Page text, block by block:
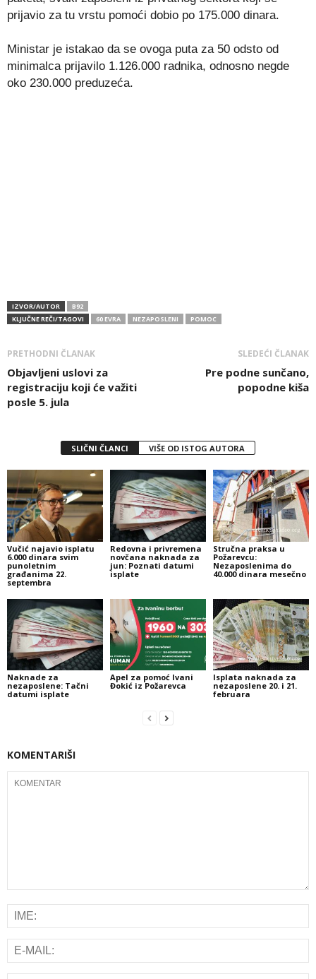
prijavio za tu vrstu pomoći dobio po 175.000 dinara.
Ministar je istakao da se ovoga puta za 50 odsto od
minimalca prijavilo 1.126.000 radnika, odnosno negde
oko 230.000 preduzeća.
IZVOR/AUTOR
B92
KLJUČNE REČI/TAGOVI
60 EVRA NEZAPOSLENI POMOC
PRETHODNI ČLANAK
Objavljeni uslovi za
registraciju koji će važiti
posle 5. jula
SLEDEĆI ČLANAK
Pre podne sunčano,
popodne kiša
SLIČNI ČLANCI VIŠE OD ISTOG AUTORA
Vučić najavio isplatu
6.000 dinara svim
punoletnim
građanima 22.
septembra
Redovna i privremena
novčana naknada za
jun: Poznati datumi
isplate
Stručna praksa u
Požarevcu:
Nezaposlenima do
40.000 dinara mesečno
Naknade za
nezaposlene: Tačni
datumi isplate
Apel za pomoć Ivani
Đokić iz Požarevca
Isplata naknada za
nezaposlene 20. i 21.
februara
KOMENTARIŠI